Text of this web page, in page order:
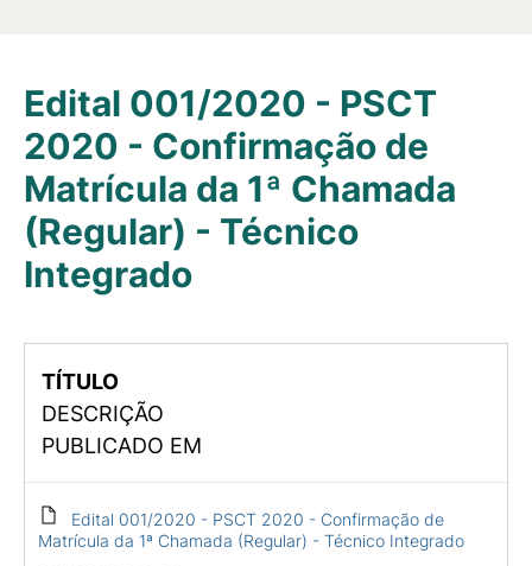
Edital 001/2020 - PSCT
2020 - Confirmação de
Matrícula da 1ª Chamada
(Regular) - Técnico
Integrado
TÍTULO
DESCRIÇÃO
PUBLICADO EM
Edital 001/2020 - PSCT 2020 - Confirmação de
Matrícula da 1ª Chamada (Regular) - Técnico Integrado